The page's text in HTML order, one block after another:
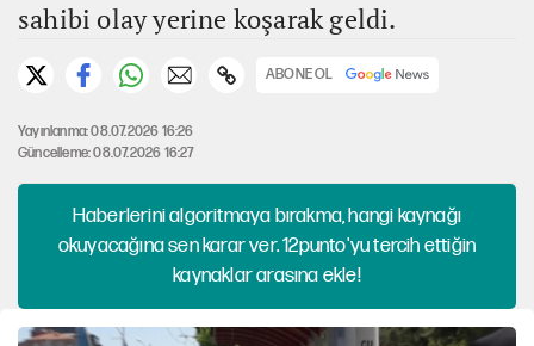
sahibi olay yerine koşarak geldi.
ABONE OL
Yayınlanma: 08.07.2026 16:26
Güncelleme: 08.07.2026 16:27
Haberlerini algoritmaya bırakma, hangi kaynağı
okuyacağına sen karar ver. 12punto'yu tercih ettiğin
kaynaklar arasına ekle!